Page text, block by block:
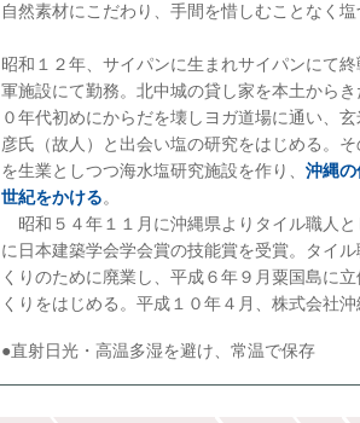
自然素材にこだわり、手間を惜しむことなく
昭和１２年、サイパンに生まれサイパンにて
軍施設にて勤務。北中城の貸し家を本土から
０年代初めにからだを壊しヨガ道場に通い、
彦氏（故人）と出会い塩の研究をはじめる。
を生業としつつ海水塩研究施設を作り、 沖縄
世紀をかける。
昭和５４年１１月に沖縄県よりタイル職人
に日本建築学会学会賞の技能賞を受賞。タイ
くりのために廃業し、平成６年９月粟国島に
くりをはじめる。平成１０年４月、株式会社
●直射日光・高温多湿を避け、常温で保存